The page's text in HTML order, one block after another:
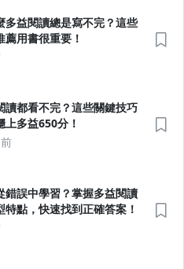
多益閱讀總是寫不完？這些
薦用書很重要！
讀都看不完？這些關鍵技巧
上多益650分！
錯誤中學習？掌握多益閱讀
特點，快速找到正確答案！